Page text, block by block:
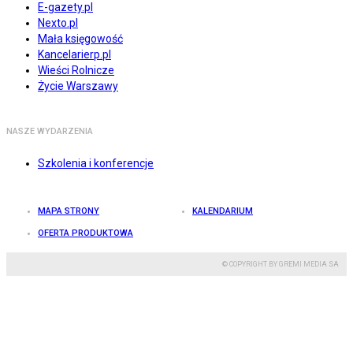
E-gazety.pl
Nexto.pl
Mała księgowość
Kancelarierp.pl
Wieści Rolnicze
Życie Warszawy
NASZE WYDARZENIA
Szkolenia i konferencje
MAPA STRONY KALENDARIUM
OFERTA PRODUKTOWA
© COPYRIGHT BY GREMI MEDIA SA